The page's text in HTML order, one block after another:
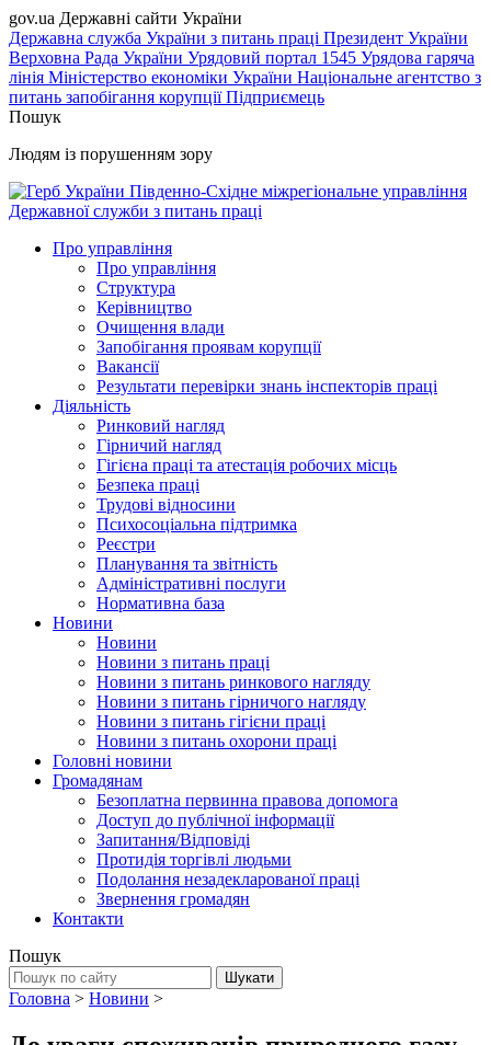
gov.ua Державні сайти України
Державна служба України з питань праці Президент України
Верховна Рада України Урядовий портал 1545 Урядова гаряча
лінія Міністерство економіки України Національне агентство з
питань запобігання корупціїПідприємець
Пошук
Людям із порушенням зору
Південно-Східне міжрегіональне управління
Державної служби з питань праці
Про управління
Про управління
Структура
Керівництво
Очищення влади
Запобігання проявам корупції
Вакансії
Результати перевірки знань інспекторів праці
Діяльність
Ринковий нагляд
Гірничий нагляд
Гігієна праці та атестація робочих місць
Безпека праці
Трудові відносини
Психосоціальна підтримка
Реєстри
Планування та звітність
Адміністративні послуги
Нормативна база
Новини
Новини
Новини з питань праці
Новини з питань ринкового нагляду
Новини з питань гірничого нагляду
Новини з питань гігієни праці
Новини з питань охорони праці
Головні новини
Громадянам
Безоплатна первинна правова допомога
Доступ до публічної інформації
Запитання/Відповіді
Протидія торгівлі людьми
Подолання незадекларованої праці
Звернення громадян
Контакти
Пошук
Головна > Новини >